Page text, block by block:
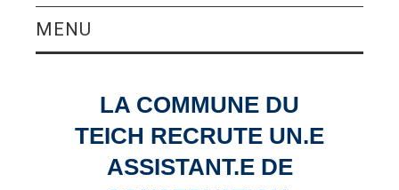
MENU
ACTIVITÉS DU
GROUPE
LA COMMUNE DU
TEICH RECRUTE UN.E
ASSISTANT.E DE